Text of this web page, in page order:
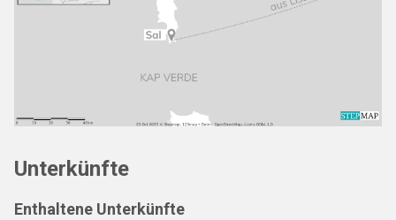
Unterkünfte
Enthaltene Unterkünfte